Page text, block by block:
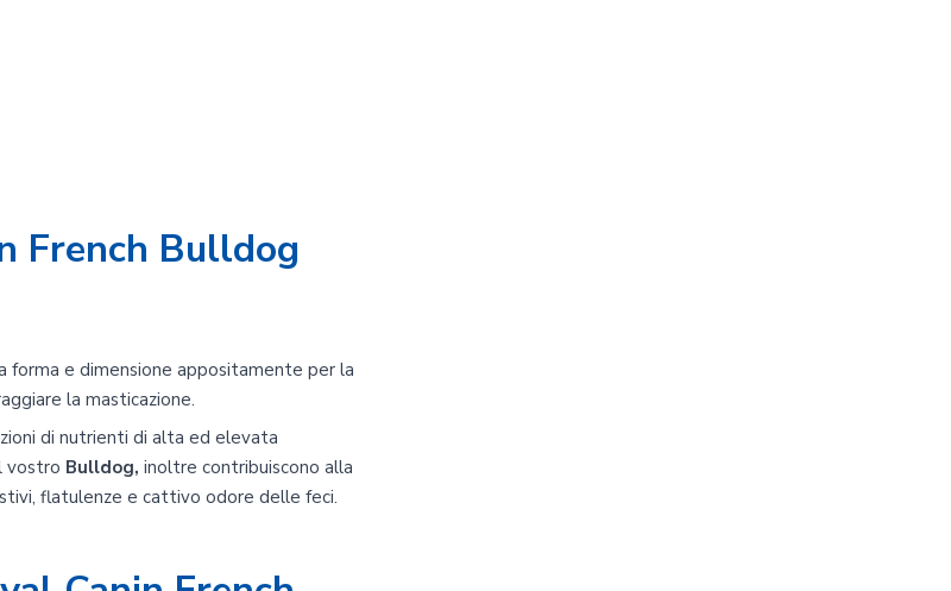
French Bulldog
e dimensione appositamente per la
la masticazione.
di nutrienti di alta ed elevata
vostro Bulldog, inoltre contribuiscono alla
flatulenze e cattivo odore delle feci.